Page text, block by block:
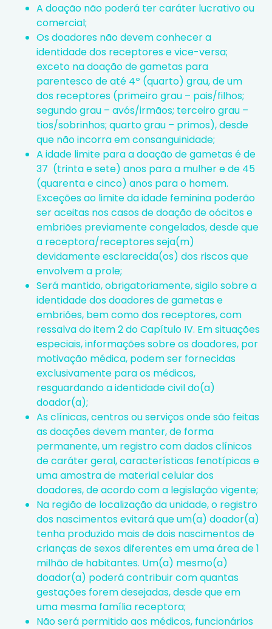
A doação não poderá ter caráter lucrativo ou
comercial;
Os doadores não devem conhecer a
identidade dos receptores e vice-versa;
exceto na doação de gametas para
parentesco de até 4º (quarto) grau, de um
dos receptores (primeiro grau – pais/filhos;
segundo grau – avós/irmãos; terceiro grau –
tios/sobrinhos; quarto grau – primos), desde
que não incorra em consanguinidade;
A idade limite para a doação de gametas é de
37 (trinta e sete) anos para a mulher e de 45
(quarenta e cinco) anos para o homem.
Exceções ao limite da idade feminina poderão
ser aceitas nos casos de doação de oócitos e
embriões previamente congelados, desde que
a receptora/receptores seja(m)
devidamente esclarecida(os) dos riscos que
envolvem a prole;
Será mantido, obrigatoriamente, sigilo sobre a
identidade dos doadores de gametas e
embriões, bem como dos receptores, com
ressalva do item 2 do Capítulo IV. Em situações
especiais, informações sobre os doadores, por
motivação médica, podem ser fornecidas
exclusivamente para os médicos,
resguardando a identidade civil do(a)
doador(a);
As clínicas, centros ou serviços onde são feitas
as doações devem manter, de forma
permanente, um registro com dados clínicos
de caráter geral, características fenotípicas e
uma amostra de material celular dos
doadores, de acordo com a legislação vigente;
Na região de localização da unidade, o registro
dos nascimentos evitará que um(a) doador(a)
tenha produzido mais de dois nascimentos de
crianças de sexos diferentes em uma área de 1
milhão de habitantes. Um(a) mesmo(a)
doador(a) poderá contribuir com quantas
gestações forem desejadas, desde que em
uma mesma família receptora;
Não será permitido aos médicos, funcionários